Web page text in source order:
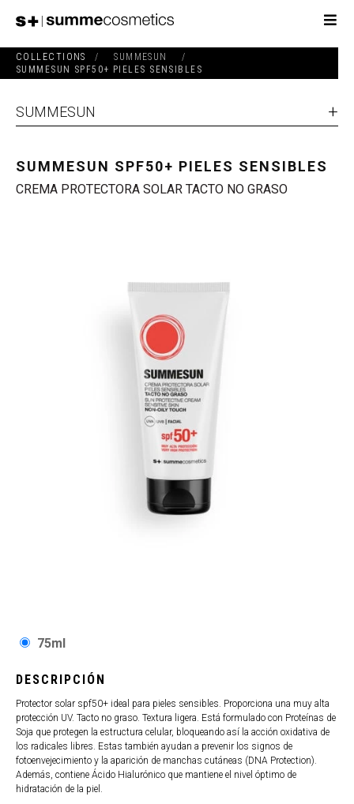
COLLECTIONS / SUMMESUN
/
SUMMESUN SPF50+ PIELES SENSIBLES
SUMMESUN
SUMMESUN SPF50+ PIELES SENSIBLES
CREMA PROTECTORA SOLAR TACTO NO GRASO
75ml
DESCRIPCIÓN
Protector solar spf50+ ideal para pieles sensibles. Proporciona una muy alta
protección UV. Tacto no graso. Textura ligera. Está formulado con Proteínas de
Soja que protegen la estructura celular, bloqueando así la acción oxidativa de
los radicales libres. Estas también ayudan a prevenir los signos de
fotoenvejecimiento y la aparición de manchas cutáneas (DNA Protection).
Además, contiene Ácido Hialurónico que mantiene el nivel óptimo de
hidratación de la piel.